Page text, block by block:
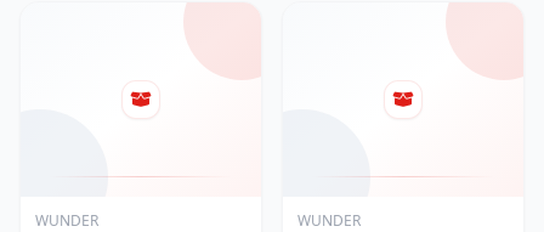
WUNDER WUNDER